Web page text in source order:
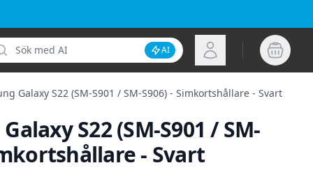
Inaktivera AI-sökning
AI Logga in
Galaxy S22 (SM-S901 / SM-S906) - Simkortshållare - Svart
S22 (SM-S901 / SM-
- Svart